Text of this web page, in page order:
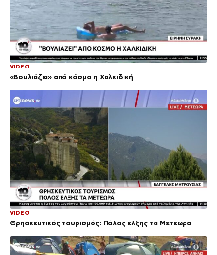
VIDEO
«Βουλιάζει» από κόσμο η Χαλκιδική
VIDEO
Θρησκευτικός τουρισμός: Πόλος έλξης τα Μετέωρα